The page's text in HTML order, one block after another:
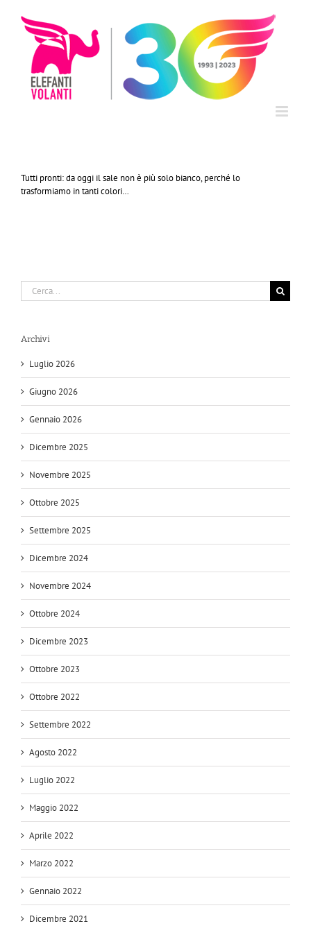
contenuto
Tutti pronti: da oggi il sale non è più solo bianco, perché lo
trasformiamo in tanti colori…
Cerca
per:
Archivi
Luglio 2026
Giugno 2026
Gennaio 2026
Dicembre 2025
Novembre 2025
Ottobre 2025
Settembre 2025
Dicembre 2024
Novembre 2024
Ottobre 2024
Dicembre 2023
Ottobre 2023
Ottobre 2022
Settembre 2022
Agosto 2022
Luglio 2022
Maggio 2022
Aprile 2022
Marzo 2022
Gennaio 2022
Dicembre 2021